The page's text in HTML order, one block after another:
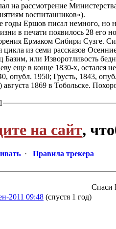
на рассмотрение
воспитанников»).
годы Ершов писал немного, но
в печати появилось 28 его
Ермаком Сибири Сузге.
из семи рассказов
Базим, или Изворотливость
еще в конце 1830-х, остался
опубл. 1950; Грусть, 1843,
августа 1869 в Тобольске.
на сайт,
· Правила трекера
2011 09:48 (спустя 1 год)
Спаси